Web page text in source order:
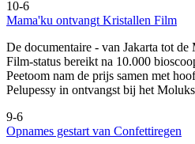
10-6
Mama'ku ontvangt Kristallen Film
De documentaire - van Jakarta tot
Film-status bereikt na 10.000
Peetoom nam de prijs samen met
Pelupessy in ontvangst bij het
9-6
Opnames gestart van Confettiregen